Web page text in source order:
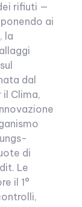
rifiuti —
ai
la
dal
il Clima,
di
Le
il 1°